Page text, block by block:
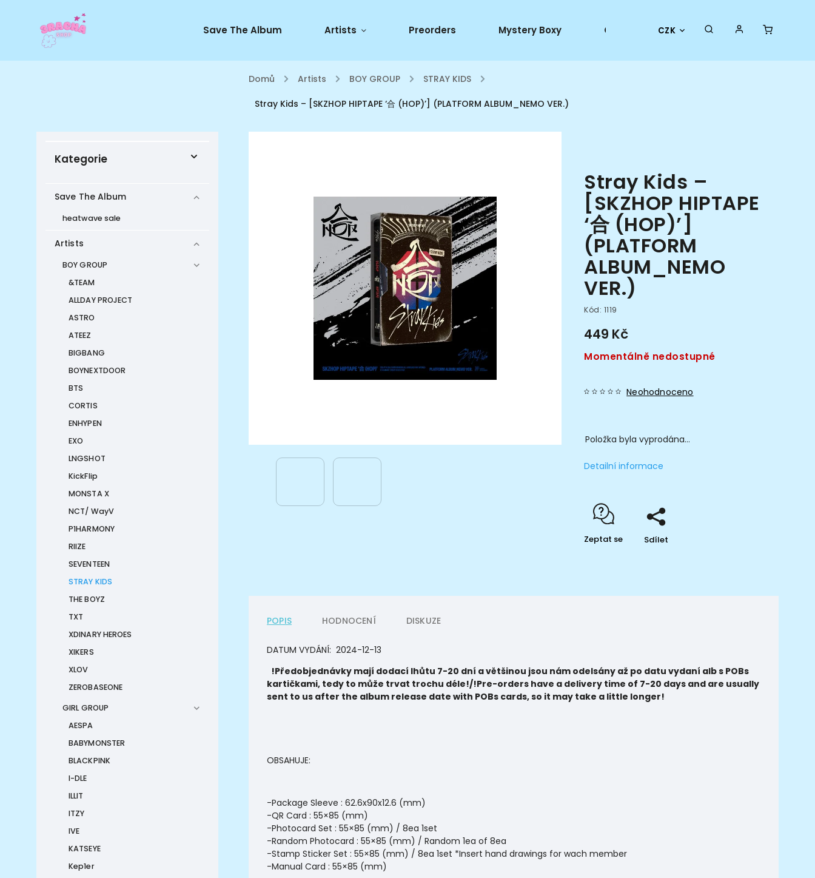
CZK
Save The Album Artists Preorders Mystery Boxy Collector goods Oficiální merch
Domů / Artists / BOY GROUP / STRAY KIDS /
Stray Kids – [SKZHOP HIPTAPE ‘合 (HOP)’] (PLATFORM ALBUM_NEMO VER.)
Kategorie
Save The Album
heatwave sale
Artists
BOY GROUP
&TEAM
ALLDAY PROJECT
ASTRO
ATEEZ
BIGBANG
BOYNEXTDOOR
BTS
CORTIS
ENHYPEN
EXO
LNGSHOT
KickFlip
MONSTA X
NCT/ WayV
P1HARMONY
RIIZE
SEVENTEEN
STRAY KIDS
THE BOYZ
TXT
XDINARY HEROES
XIKERS
XLOV
ZEROBASEONE
GIRL GROUP
AESPA
BABYMONSTER
BLACKPINK
I-DLE
ILLIT
ITZY
IVE
KATSEYE
Kep1er
Stray Kids –
[SKZHOP HIPTAPE
‘合 (HOP)’]
(PLATFORM
ALBUM_NEMO
VER.)
Kód: 1119
449 Kč
Momentálně nedostupné
Neohodnoceno
Položka byla vyprodána…
Detailní informace
Zeptat se Sdílet
POPIS HODNOCENÍ DISKUZE
DATUM VYDÁNÍ: 2024-12-13
!Předobjednávky mají dodací lhůtu 7-20 dní a většinou jsou nám odelsány až po datu vydaní alb s POBs
kartičkami, tedy to může trvat trochu déle!/!Pre-orders have a delivery time of 7-20 days and are usually
sent to us after the album release date with POBs cards, so it may take a little longer!
OBSAHUJE:
-Package Sleeve : 62.6x90x12.6 (mm)
-QR Card : 55×85 (mm)
-Photocard Set : 55×85 (mm) / 8ea 1set
-Random Photocard : 55×85 (mm) / Random 1ea of 8ea
-Stamp Sticker Set : 55×85 (mm) / 8ea 1set *Insert hand drawings for wach member
-Manual Card : 55×85 (mm)